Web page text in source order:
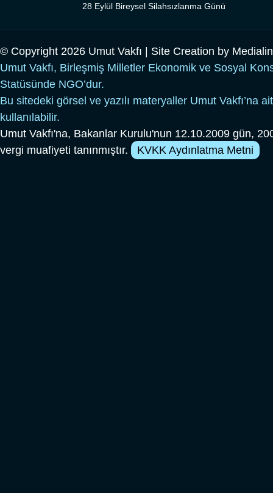
28 Eylül Bireysel Silahsızlanma Günü
© Copyright 2026 Umut Vakfı | Site Creation by
Umut Vakfı, Birleşmiş Milletler Ekonomik ve Sosyal
Statüsünde NGO’dur.
Bu sitedeki görsel ve yazılı materyaller Umut Vakfı’na
kullanılabilir.
Umut Vakfı'na, Bakanlar Kurulu'nun 12.10.2009 gün,
vergi muafiyeti tanınmıştır.
KVKK Aydınlatma Metni